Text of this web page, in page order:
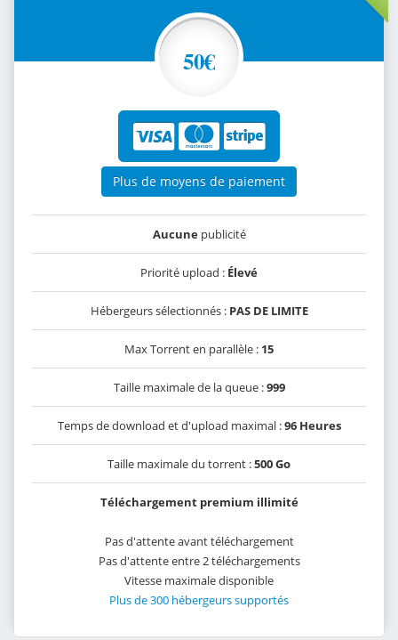
50€
Plus de moyens de paiement
Aucunepublicité
Priorité upload : Élevé
Hébergeurs sélectionnés : PAS DE LIMITE
Max Torrent en parallèle : 15
Taille maximale de la queue :999
Temps de download et d'upload maximal :96 Heures
Taille maximale du torrent :500 Go
Téléchargement premium illimité
Pas d'attente avant téléchargement
Pas d'attente entre 2 téléchargements
Vitesse maximale disponible
Plus de 300 hébergeurs supportés